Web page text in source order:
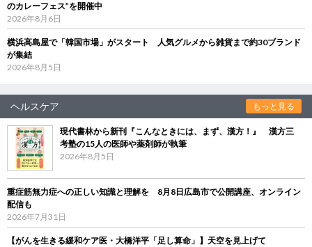
のカレーフェス”を開催中
2026年8月6日
横浜高島屋で「韓国市場」がスタート 人気グルメから雑貨まで約30ブランド
が集結
2026年8月5日
ヘルスケア もっと見る
現代書林から新刊『こんなときには、まず、漢方！』 漢方三
考塾の15人の医師や薬剤師が執筆
2026年8月5日
重症筋無力症への正しい知識と理解を 8月8日広島市で公開講座、オンライン
配信も
2026年7月31日
【がんを生きる緩和ケア医・大橋洋平「足し算命」】天空を見上げて